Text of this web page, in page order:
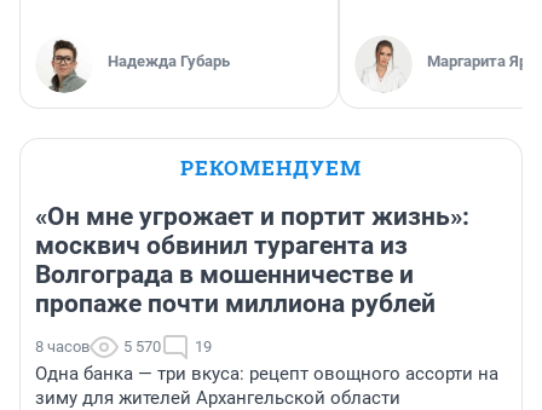
Надежда Губарь Маргарита
РЕКОМЕНДУЕМ
«Он мне угрожает и портит жизнь»:
москвич обвинил турагента из
Волгограда в мошенничестве и
пропаже почти миллиона рублей
8 часов 5 570 19
Одна банка — три вкуса: рецепт овощного ассорти на
зиму для жителей Архангельской области